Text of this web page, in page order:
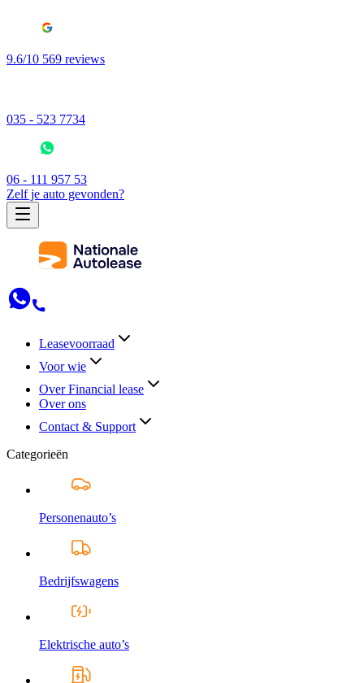
9.6/10 569 reviews
035 - 523 7734
06 - 111 957 53
Zelf je auto gevonden?
Leasevoorraad
Voor wie
Over Financial lease
Over ons
Contact & Support
Categorieën
Personenauto’s
Bedrijfswagens
Elektrische auto’s